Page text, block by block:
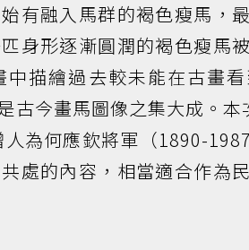
有融入馬群的褐色瘦馬，
身形逐漸圓潤的褐色瘦馬
描繪過去較未能在古畫
古今畫馬圖像之集大成。
為何應欽將軍（1890-
處的內容，相當適合作為